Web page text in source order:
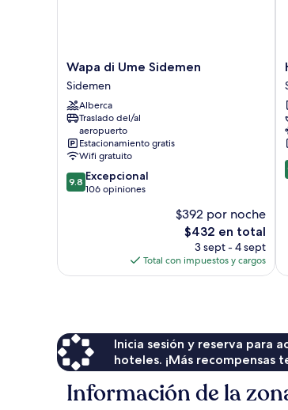
Wapa
di
Ume
Sidemen
Sidemen
Wapa di Ume Sidemen
Sidemen
Alberca
Traslado del/al
aeropuerto
Estacionamiento gratis
Wifi gratuito
9.8
de
9.8 Excepcional
106 opiniones
$392 por noche
El
precio
actual
es
$432 en total
3 sept - 4 sept
Total con impuestos y cargos
Inicia sesión y reserva para
hoteles. ¡Más recompensas
Información de la